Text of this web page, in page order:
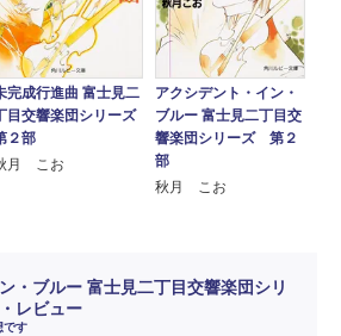
完成行進曲 富士見二
目交響楽団シリーズ
２部
月 こお
アクシデント・イン・
ブルー 富士見二丁目交
響楽団シリーズ 第２
部
秋月 こお
・ブルー 富士見二丁目交響楽団シリ
レビュー
です